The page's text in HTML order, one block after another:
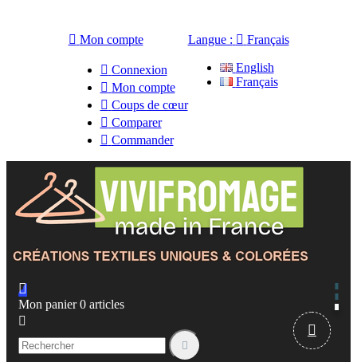
 Mon compte
 Connexion
 Mon compte
 Coups de cœur
 Comparer
 Commander
Langue :  Français
English
Français

Mon panier 0 articles


